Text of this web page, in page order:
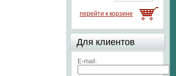
перейти к корзине
Для клиентов
E-mail: